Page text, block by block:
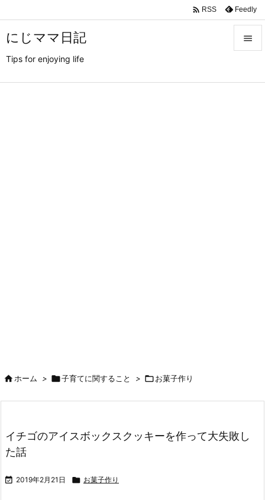
にじママ日記
Tips for enjoying life

 RSS Feedly
ホーム > 子育てに関すること > お菓子作り
イチゴのアイスボックスクッキーを作って大失敗し
た話
 2019年2月21日  お菓子作り